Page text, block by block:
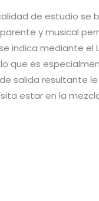
de estudio se
y musical
indica mediante el
que es
de salida resultante
estar en la